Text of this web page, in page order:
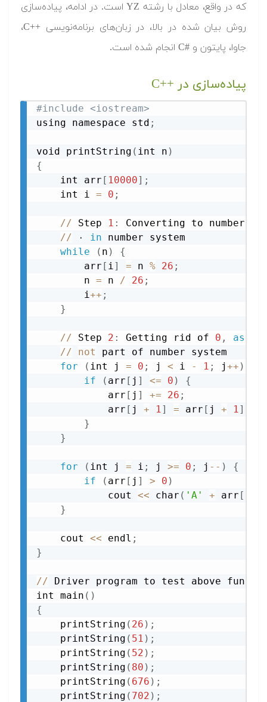
که در واقع، معادل با رشته YZ است. در ادامه، پیاده‌سازی
روش بیان شده در بالا، در زبان‌های برنامه‌نویسی ++C،
جاوا، پایتون و C#‎ انجام شده است.
پیاده‌سازی در C++‎
#include <iostream>
using namespace std ;
void printString ( int n )
{
    int arr
[ 10000] ;
    int i
= 0 ;
// Step 1 :
Converting to number
// ۰ in number system
while
( n )
{
        arr
[ i] = n % 26 ;
        n
= n / 26 ;
        i
++ ;
}
// Step 2 : Getting rid of 0 , as
//
not
part of number system
for
( int j = 0 ; j < i - 1 ; j++ )
if
( arr [ j ] <= 0 )
{
            arr
[ j ] += 26 ;
            arr
[ j + 1] = arr [ j + 1]
}
}
for ( int j = i ; j >= 0 ; j - - )
{
if
( arr [ j ] > 0 )
            cout
<< char ( 'A' + arr [
}
    cout
<< endl ;
}
// Driver program to test above
int main ( )
{
    printString
( 26 ) ;
    printString
( 51 ) ;
    printString
( 52 ) ;
    printString
( 80 ) ;
    printString
( 676 ) ;
    printString
( 702 ) ;